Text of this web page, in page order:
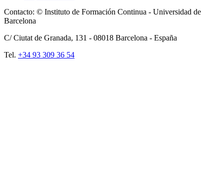
Contacto: © Instituto de Formación Continua - Universidad de
Barcelona
C/ Ciutat de Granada, 131 - 08018 Barcelona - España
Tel. +34 93 309 36 54